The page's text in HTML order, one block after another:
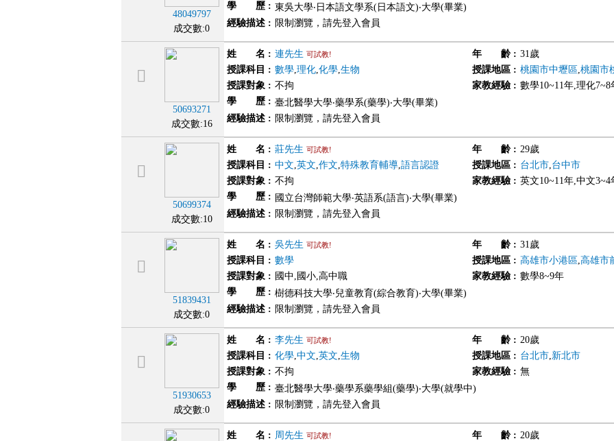
48049797
成交數:0
學 歷 : 東吳大學‧日本語文學系(日本語文)‧大學(畢業)
經驗描述 : 限制瀏覽，請先登入會員
50693271
成交數:16
姓 名 : 連先生 可試教! 年 齡: 31歲
授課科目 : 數學,理化,化學,生物 授課地區: 桃園市中壢區,桃園市
授課對象 : 不拘 家教經驗: 數學10~11年,理化7~8
學 歷 : 臺北醫學大學‧藥學系(藥學)‧大學(畢業)
經驗描述 : 限制瀏覽，請先登入會員
50699374
成交數:10
姓 名 : 莊先生 可試教! 年 齡: 29歲
授課科目 : 中文,英文,作文,特殊教育輔導,語言認證 授課地區: 台北市,台中市
授課對象 : 不拘 家教經驗: 英文10~11年,中文3~4
學 歷 : 國立台灣師範大學‧英語系(語言)‧大學(畢業)
經驗描述 : 限制瀏覽，請先登入會員
51839431
成交數:0
姓 名 : 吳先生 可試教! 年 齡: 31歲
授課科目 : 數學 授課地區: 高雄市小港區,高雄市
授課對象 : 國中,國小,高中職 家教經驗: 數學8~9年
學 歷 : 樹德科技大學‧兒童教育(綜合教育)‧大學(畢業)
經驗描述 : 限制瀏覽，請先登入會員
51930653
成交數:0
姓 名 : 李先生 可試教! 年 齡: 20歲
授課科目 : 化學,中文,英文,生物 授課地區: 台北市,新北市
授課對象 : 不拘 家教經驗: 無
學 歷 : 臺北醫學大學‧藥學系藥學組(藥學)‧大學(就學中)
經驗描述 : 限制瀏覽，請先登入會員
姓 名 : 周先生 可試教! 年 齡: 20歲